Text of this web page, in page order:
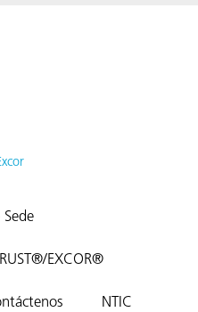
EXCOR®
NTIC